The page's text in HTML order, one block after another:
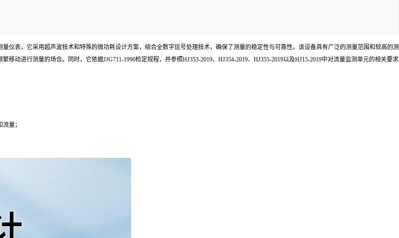
仪表，它采用超声波技术和特殊的微功耗设计方案，结合全数字信号处理技术，确保了测量的稳定性与可靠性。该设备具有广泛的测量范围和较高的测
动进行测量的场合。同时，它依据JJG711-1990检定规程，并参照HJ353-2019、HJ354-2019、HJ355-2019以及HJ15-2019中对流量监测单元的相关要求
量；